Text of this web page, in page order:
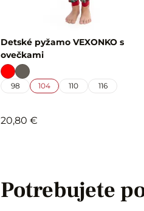
Detské pyžamo VEXONKO s
ovečkami
98 104 110 116
20,80 €
Potrebujete